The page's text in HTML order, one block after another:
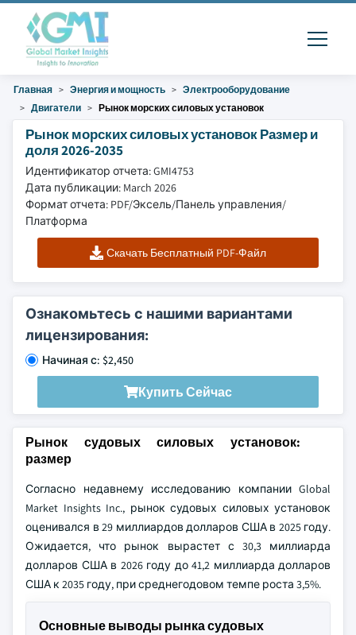
Главная Энергия и мощность
Электрооборудование
Двигатели
Рынок морских силовых установок
Рынок морских силовых установок Размер и
доля 2026-2035
Идентификатор отчета: GMI4753
Дата публикации: March 2026
Формат отчета: PDF/Эксель/Панель управления/
Платформа
Скачать Бесплатный PDF-Файл
Ознакомьтесь с нашими вариантами
лицензирования:
Начиная с: $2,450
Купить Сейчас
Рынок судовых силовых установок:
размер
Согласно недавнему исследованию компании Global
Market Insights Inc., рынок судовых силовых установок
оценивался в 29 миллиардов долларов США в 2025 году.
Ожидается, что рынок вырастет с 30,3 миллиарда
долларов США в 2026 году до 41,2 миллиарда долларов
США к 2035 году, при среднегодовом темпе роста 3,5%.
Основные выводы рынка судовых